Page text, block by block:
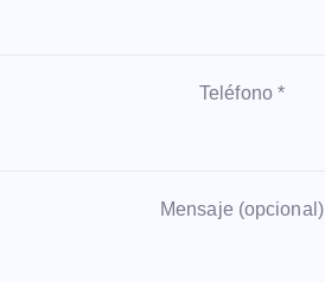
Teléfono *
Mensaje (opcional)